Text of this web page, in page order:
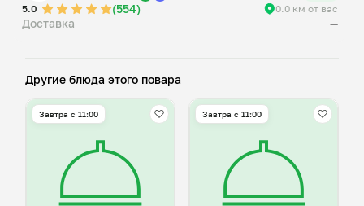
5.0
(554) 0.0 км от вас
Доставка —
Другие блюда этого повара
Завтра c 11:00 Завтра c 11:00